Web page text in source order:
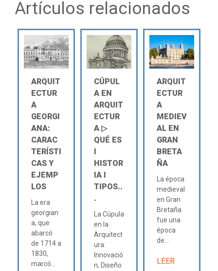
Artículos relacionados
ARQUIT
ECTUR
A
GEORGI
ANA:
CARAC
TERÍSTI
CAS Y
EJEMP
LOS
La era
georgian
a, que
abarcó
de 1714 a
1830,
marcó...
CÚPUL
A EN
ARQUIT
ECTUR
A ▷
QUÉ ES
Ι
HISTOR
IA Ι
TIPOS..
.
La Cúpula
en la
Arquitect
ura:
Innovació
n, Diseño
ARQUIT
ECTUR
A
MEDIEV
AL EN
GRAN
BRETA
ÑA
La época
medieval
en Gran
Bretaña
fue una
época
de...
LEER